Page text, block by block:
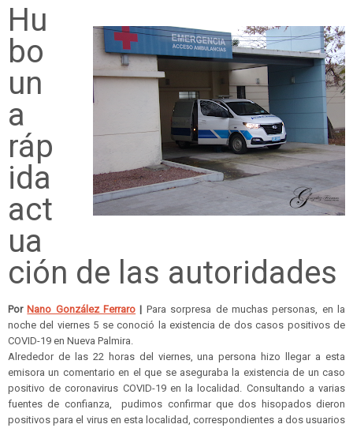
Hu
bo
un
a
ráp
ida
act
ua
ción de las autoridades
Por Nano González Ferraro | Para sorpresa de muchas personas, en la
noche del viernes 5 se conoció la existencia de dos casos positivos de
COVID-19 en Nueva Palmira.
Alrededor de las 22 horas del viernes, una persona hizo llegar a esta
emisora un comentario en el que se aseguraba la existencia de un caso
positivo de coronavirus COVID-19 en la localidad. Consultando a varias
fuentes de confianza, pudimos confirmar que dos hisopados dieron
positivos para el virus en esta localidad, correspondientes a dos usuarios